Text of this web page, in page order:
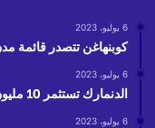
6 يوليو، 2023
كوبنهاغن تتصدر قائمة
6 يوليو، 2023
الدنمارك تستثمر 10 مليون دولار في مشاريع المياه والطاقة في إثيوبيا
6 يوليو، 2023